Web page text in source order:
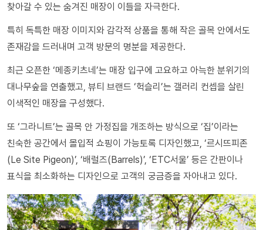
찾아갈 수 있는 숨겨진 매장이 이들을 자극한다.
특히 독특한 매장 이미지와 감각적 상품을 통해 작은 골목 안에서도
존재감을 드러내며 고객 방문의 명분을 제공한다.
최근 오픈한 ‘메종키츠네’는 매장 입구에 고요하고 아늑한 분위기의
대나무숲을 연출했고, 뷰티 브랜드 ‘헉슬리’는 갤러리 컨셉을 살린
이색적인 매장을 구성했다.
또 ‘그라니트’는 골목 안 가정집을 개조하는 방식으로 ‘집’이라는
친숙한 공간에서 몰입적 쇼핑이 가능토록 디자인했고, ‘르시뜨피존
(Le Site Pigeon)’, ‘배럴즈(Barrels)’, ‘ETC서울’ 등은 간판이나
표식을 최소화하는 디자인으로 고객의 궁금증을 자아내고 있다.